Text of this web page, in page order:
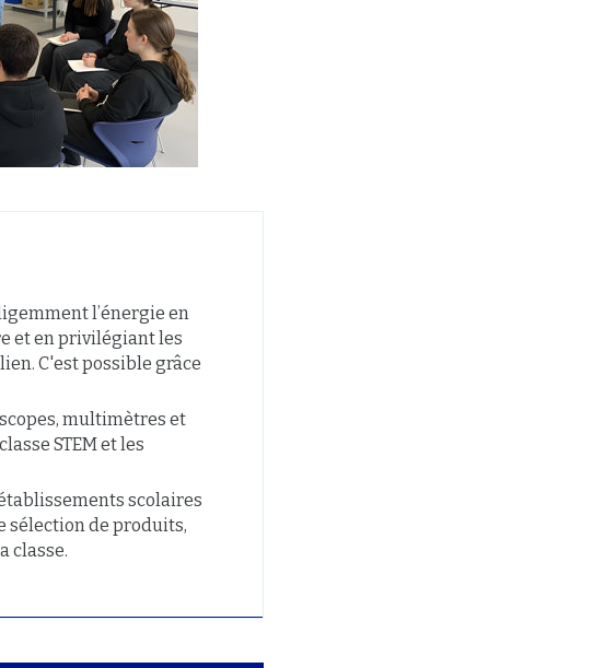
l’énergie en
et en privilégiant les
C'est possible grâce
multimètres et
STEM et les
scolaires
sélection de produits,
classe.